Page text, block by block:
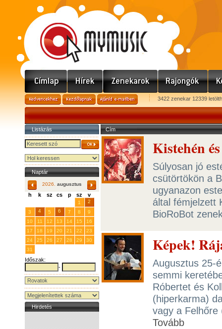
3422 zenekar 12339
Listázás
Naptár
2026. augusztus
h k sz cs p sz v
1
2
3
4 5 6 7 8
9
10
11 12 13 14 15
16
17
18 19 20 21 22
23
24
25 26 27 28 29
30
31
Időszak:
-
Hirdetés
Cím
Kistehén
Súlyosan jó
csütörtökön a
ugyanazon
által fémjelzett
BioRoBot
Képek!
Augusztus 25-
semmi
Róbertet és
(hiperkarma)
vagy a Felhőre
Tovább